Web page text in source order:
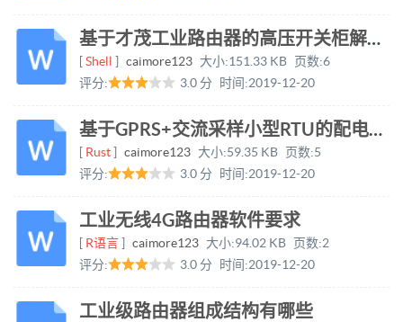
基于才茂工业路由器的高压开关柜解决方案
[Shell ] caimore123 大小:151.33 KB 页数:6
评分:
3.0 分 时间:2019-12-20
基于GPRS+交流采样小型RTU的配电变压器监控方案
[Rust] caimore123 大小:59.35 KB 页数:5
评分:
3.0 分 时间:2019-12-20
工业无线4G路由器软件要求
[R语言] caimore123 大小:94.02 KB 页数:2
评分:
3.0 分 时间:2019-12-20
工业级路由器组成结构有哪些